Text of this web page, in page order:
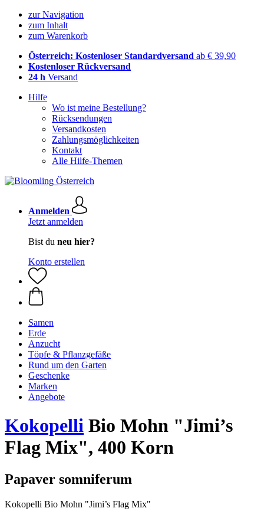
zur Navigation
zum Inhalt
zum Warenkorb
Österreich: Kostenloser Standardversand ab € 39,90
Kostenloser Rückversand
24 h Versand
Hilfe
Wo ist meine Bestellung?
Rücksendungen
Versandkosten
Zahlungsmöglichkeiten
Kontakt
Alle Hilfe-Themen
Anmelden
Jetzt anmelden
Bist du neu hier?
Konto erstellen
Samen
Erde
Anzucht
Töpfe & Pflanzgefäße
Rund um den Garten
Geschenke
Marken
Angebote
Kokopelli Bio Mohn "Jimi’s
Flag Mix", 400 Korn
Papaver somniferum
Kokopelli Bio Mohn "Jimi’s Flag Mix"